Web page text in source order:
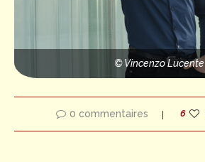
© Vincenzo Lucente
0 commentaires 6